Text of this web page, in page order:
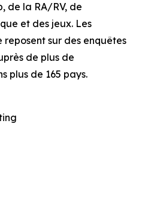
de la RA/RV, de
et des jeux. Les
reposent sur des enquêtes
de plus de
plus de 165 pays.